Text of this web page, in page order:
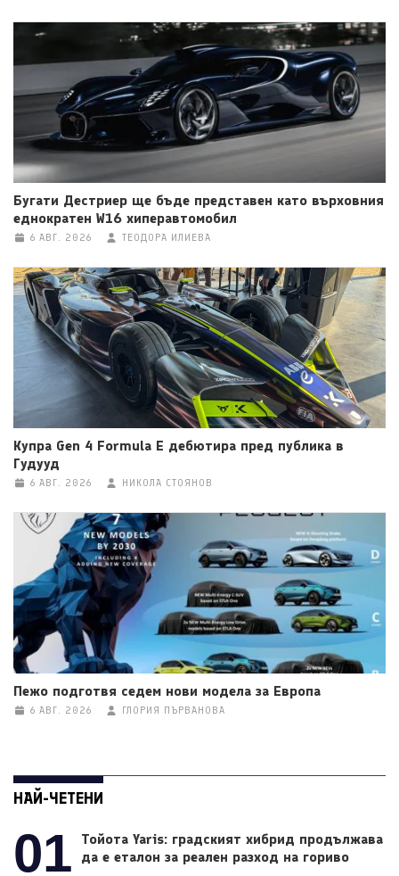
Бугати Дестриер ще бъде представен като върховния
еднократен W16 хиперавтомобил
6 АВГ. 2026 ТЕОДОРА ИЛИЕВА
Купра Gen 4 Formula E дебютира пред публика в
Гудууд
6 АВГ. 2026 НИКОЛА СТОЯНОВ
Пежо подготвя седем нови модела за Европа
6 АВГ. 2026 ГЛОРИЯ ПЪРВАНОВА
НАЙ-ЧЕТЕНИ
01
Тойота Yaris: градският хибрид продължава
да е еталон за реален разход на гориво